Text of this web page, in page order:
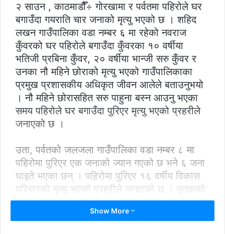
२ साउन , काठमाडौैँ÷ गोरखामा र पर्वतमा पहिरोले घर
बगाउँदा गयराति चार जनाको मृत्यु भएको छ । शहिद
लखन गाउँपालिका वडा नम्बर ६ मा रहेको नवराज
कुँवरको घर पहिरोले बगाउँदा कुँवरका १० वर्षीया
भतिजी प्रबिना कुँवर, २० वर्षीया भान्जी सरु कुँवर र
उनका नौ महिने छोराको मृत्यु भएको गाउँपालिकाका
प्रमुख प्रशासकीय अधिकृत जीवन आलेले बताउनुभयो
। नौ महिने छोरासहित सरु पाहुना बस्न आउनु भएका
समय पहिरोले घर बगाउँदा पुरिएर मृत्यु भएको प्रहरीले
जनाएको छ ।
उता, पर्वतको जलजला गाउँपालिका वडा नम्बर ८ मा
पहिरोमा पुरिएर एक जनाको ज्यान गएको छ भने ६ जना
घाइते भएका छन् । पहिरोमा पुरिएर १६ वर्षीय विकास
परियारको मृत्यु भएको प्रहरीले जनाएको छ । मृतकको
शव पोस्टटमार्टमका लागि जिल्ला अस्पतालमा लगिएको
प्रहरी निरीक्षक रवीन्द्रकुमार श्रेष्ठले जानकारी
Show More